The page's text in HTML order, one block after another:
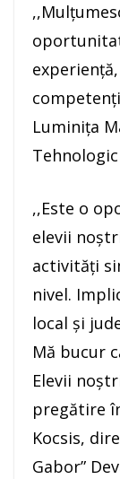
Luminița
,,Este o
elevii
activități
nivel.
local și
Mă bucur
Elevii
pregătire
Kocsis,
Gabor”